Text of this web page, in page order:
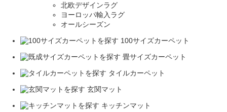
北欧デザインラグ
ヨーロッパ輸入ラグ
オールシーズン
100サイズカーペット
畳サイズカーペット
タイルカーペット
玄関マット
キッチンマット